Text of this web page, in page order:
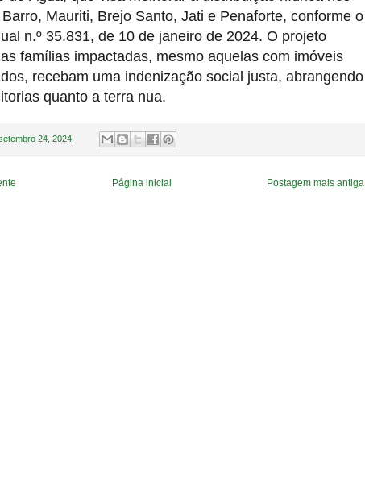
Mauriti, Brejo Santo, Jati e Penaforte, conforme o
n.º 35.831, de 10 de janeiro de 2024. O projeto
famílias impactadas, mesmo aquelas com imóveis
recebam uma indenização social justa, abrangendo
quanto a terra nua.
24, 2024
Postagem mais antiga
Página inicial